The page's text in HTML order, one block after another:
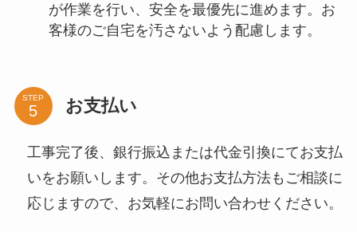
が作業を行い、安全を最優先に進めます。お
客様のご自宅を汚さないよう配慮します。
STEP お支払い
工事完了後、銀行振込または代金引換にてお支払
いをお願いします。その他お支払方法もご相談に
応じますので、お気軽にお問い合わせください。